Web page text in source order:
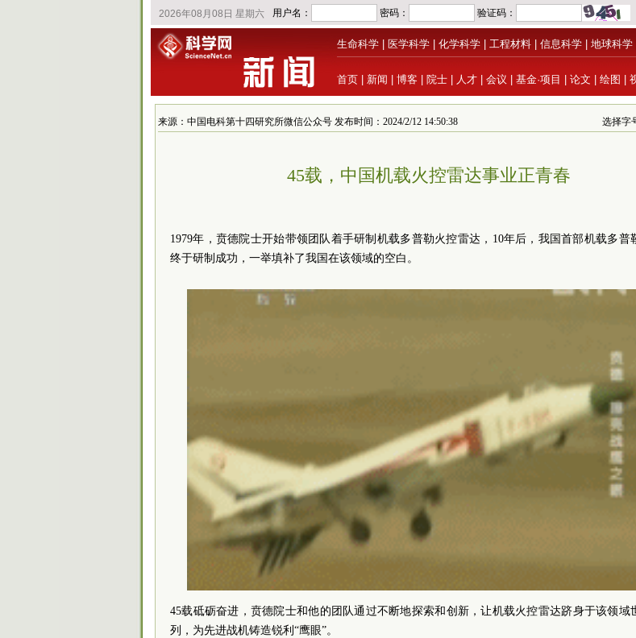
生命科学 医学科学 化学科学 工程材料 信息科学 地球科学
首页 新闻 博客 院士 人才 会议 基金·项目 论文 绘图
来源：中国电科第十四研究所微信公众号 发布时间：2024/2/12 14:50:38 选择字
45载，中国机载火控雷达事业正青春
1979年，贲德院士开始带领团队着手研制机载多普勒火控雷达，10年后，我国首部机载多普
终于研制成功，一举填补了我国在该领域的空白。
45载砥砺奋进，贲德院士和他的团队通过不断地探索和创新，让机载火控雷达跻身于该领域
列，为先进战机铸造锐利“鹰眼”。